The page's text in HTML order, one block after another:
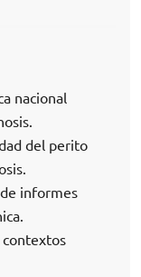
nacional
del perito
informes
contextos